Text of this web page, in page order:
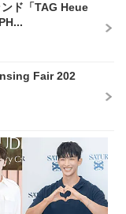
ド「TAG Heue
Fair 202